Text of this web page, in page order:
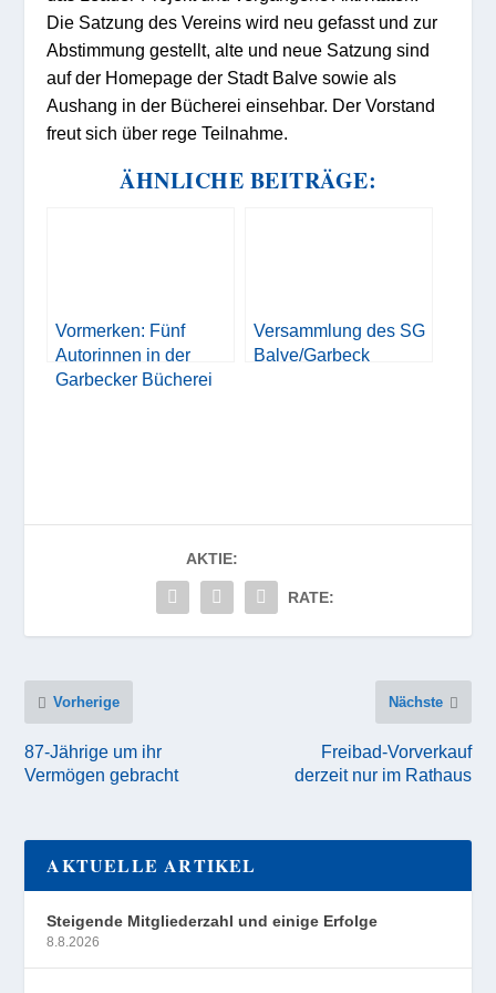
Die Satzung des Vereins wird neu gefasst und zur
Abstimmung gestellt, alte und neue Satzung sind
auf der Homepage der Stadt Balvesowie als
Aushang in der Büchereieinsehbar. Der Vorstand
freut sich über rege Teilnahme.
ÄHNLICHE BEITRÄGE:
Vormerken: Fünf
Autorinnen in der
Garbecker Bücherei
Versammlung des SG
Balve/Garbeck
AKTIE:
RATE:
Vorherige
87-Jährige um ihr
Vermögen gebracht
Nächste
Freibad-Vorverkauf
derzeit nur im Rathaus
AKTUELLE ARTIKEL
Steigende Mitgliederzahl und einige Erfolge
8.8.2026